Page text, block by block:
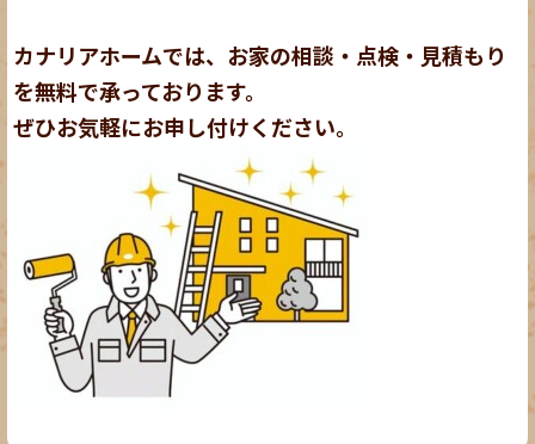
カナリアホームでは、お家の相談・点検・見積もり
を無料で承っております。
ぜひお気軽にお申し付けください。